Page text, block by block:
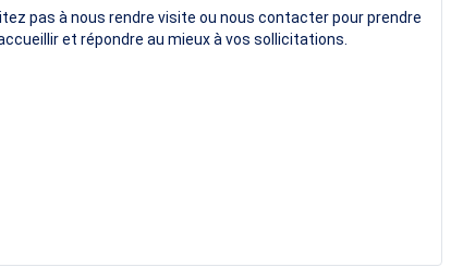
pas à nous rendre visite ou nous contacter pour prendre
et répondre au mieux à vos sollicitations.